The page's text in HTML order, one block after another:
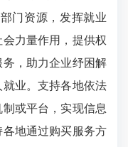
门资源，发挥就业
力量作用，提供权
，助力企业纾困解
业。支持各地依法
或平台，实现信息
地通过购买服务方